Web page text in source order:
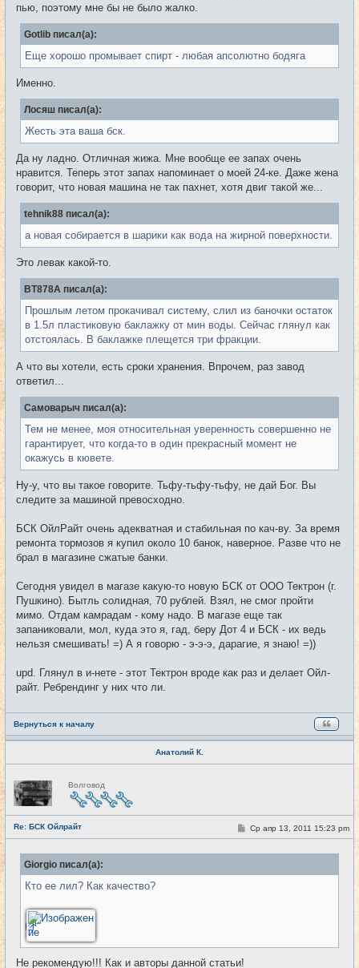
пью, поэтому мне бы не было жалко.
Gotlib писал(а):
Еще хорошо промывает спирт - любая апсолютно бодяга
Именно.
Лосяш писал(а):
Жесть эта ваша бск.
Да ну ладно. Отличная жижа. Мне вообще ее запах очень
нравится. Теперь этот запах напоминает о моей 24-ке. Даже жена
говорит, что новая машина не так пахнет, хотя двиг такой же...
tehnik88 писал(а):
а новая собирается в шарики как вода на жирной поверхности.
Это левак какой-то.
BT878A писал(а):
Прошлым летом прокачивал систему, слил из баночки остаток
в 1.5л пластиковую баклажку от мин воды. Сейчас глянул как
отстоялась. В баклажке плещется три фракции.
А что вы хотели, есть сроки хранения. Впрочем, раз завод
ответил...
Самоварыч писал(а):
Тем не менее, моя относительная уверенность совершенно не
гарантирует, что когда-то в один прекрасный момент не
окажусь в кювете.
Ну-у, что вы такое говорите. Тьфу-тьфу-тьфу, не дай Бог. Вы
следите за машиной превосходно.
БСК ОйлРайт очень адекватная и стабильная по кач-ву. За время
ремонта тормозов я купил около 10 банок, наверное. Разве что не
брал в магазине сжатые банки.
Сегодня увидел в магазе какую-то новую БСК от ООО Тектрон (г.
Пушкино). Бытль солидная, 70 рублей. Взял, не смог пройти
мимо. Отдам камрадам - кому надо. В магазе еще так
запаниковали, мол, куда это я, гад, беру Дот 4 и БСК - их ведь
нельзя смешивать! =) А я говорю - э-э-э, дарагие, я знаю! =))
upd. Глянул в и-нете - этот Тектрон вроде как раз и делает Ойл-
райт. Ребрендинг у них что ли.
Вернуться к началу
Анатолий К.
Н
е
в
с
е
т
и
Волговод
Re: БСК Ойлрайт #52
С
о
б
е
Ср апр 13, 2011 15:23 pm
Giorgio писал(а):
Кто ее лил? Как качество?
Не рекомендую!!! Как и авторы данной статьи!